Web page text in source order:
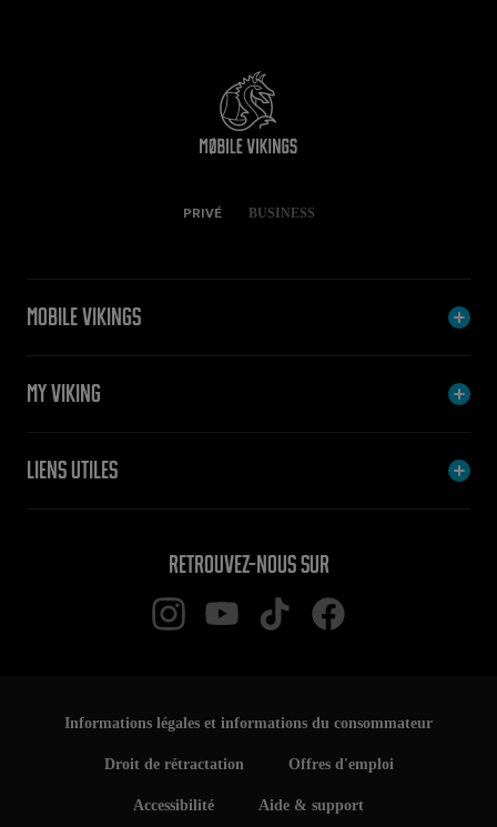
PRIVÉ BUSINESS
Mobile Vikings
My Viking
Liens utiles
Retrouvez-nous sur
Informations légales et informations du consommateur
Droit de rétractation Offres d'emploi
Accessibilité Aide & support